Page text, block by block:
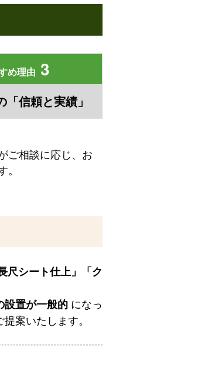
め理由 3
信頼と実績」
ご相談に応じ、お
尺シート仕上」「ク
設置が一般的 になっ
案いたします。